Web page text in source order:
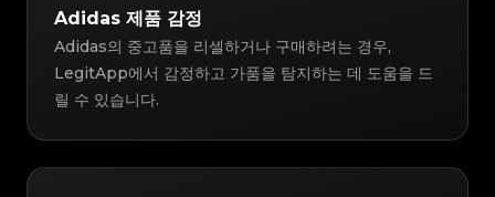
Adidas 제품 감정
Adidas의 중고품을 리셀하거나 구매하려는 경우,
LegitApp에서 감정하고 가품을 탐지하는 데 도움을 드
릴 수 있습니다.